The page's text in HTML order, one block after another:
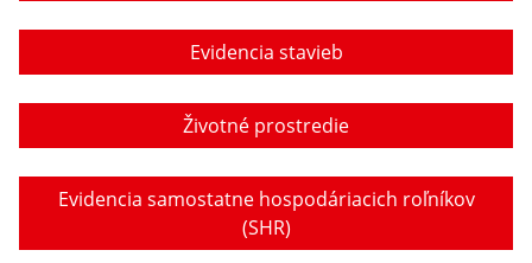
Evidencia stavieb
Životné prostredie
Evidencia samostatne hospodáriacich roľníkov
(SHR)